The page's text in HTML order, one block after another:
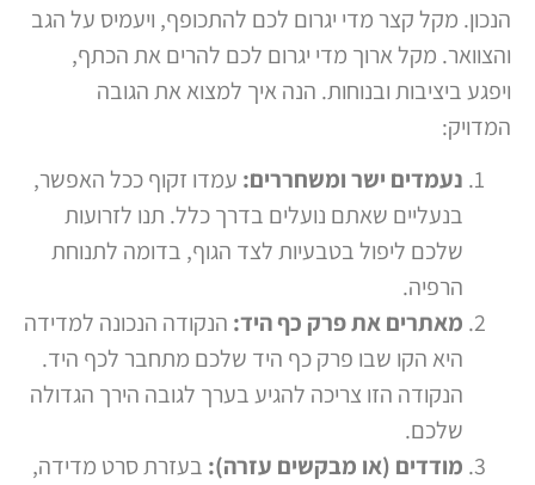
הנכון. מקל קצר מדי יגרום לכם להתכופף, ויעמיס על הגב
והצוואר. מקל ארוך מדי יגרום לכם להרים את הכתף,
ויפגע ביציבות ובנוחות. הנה איך למצוא את הגובה
המדויק:
נעמדים ישר ומשחררים:עמדו זקוף ככל האפשר,
בנעליים שאתם נועלים בדרך כלל. תנו לזרועות
שלכם ליפול בטבעיות לצד הגוף, בדומה לתנוחת
הרפיה.
מאתרים את פרק כף היד:הנקודה הנכונה למדידה
היא הקו שבו פרק כף היד שלכם מתחבר לכף היד.
הנקודה הזו צריכה להגיע בערך לגובה הירך הגדולה
שלכם.
מודדים (או מבקשים עזרה):בעזרת סרט מדידה,